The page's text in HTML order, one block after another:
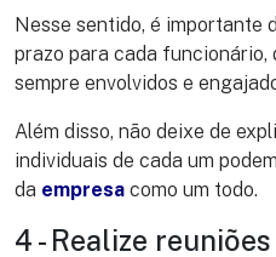
Nesse sentido, é importante
prazo para cada funcionário,
sempre envolvidos e
Além disso, não deixe de
individuais de cada um
da empresa como um todo.
4 - Realize